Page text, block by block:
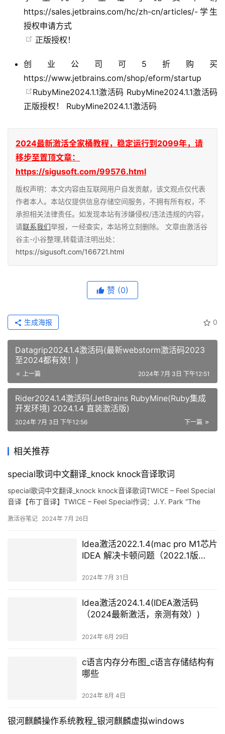
https://sales.jetbrains.com/hc/zh-cn/articles/-学生
授权申请方式
正版授权！
创业公司可5折购买
https://www.jetbrains.com/shop/eform/startup
RubyMine2024.1.1激活码 RubyMine2024.1.1激活码
正版授权！ RubyMine2024.1.1激活码
2024最新激活全家桶教程，稳定运行到2099年，请
移步至置顶文章：
https://sigusoft.com/99576.html
版权声明：本文内容由互联网用户自发贡献，该文观点仅代表
作者本人。本站仅提供信息存储空间服务，不拥有所有权，不
承担相关法律责任。如发现本站有涉嫌侵权/违法违规的内容，
请联系我们举报，一经查实，本站将立刻删除。 文章由激活谷
谷主-小谷整理,转载请注明出处：
https://sigusoft.com/166721.html
赞 (0)
0
生成海报
Datagrip2024.1.4激活码(最新webstorm激活码2023
至2024都有效！)
上一篇 2024年 7月 3日 下午12:51
Rider2024.1.4激活码(JetBrains RubyMine(Ruby集成
开发环境) 2024.1.4 直装激活版)
下一篇
2024年 7月 3日 下午12:56
相关推荐
special歌词中文翻译_knock knock音译歌词
special歌词中文翻译_knock knock音译歌词TWICE – Feel Special
音译【布丁音译】TWICE – Feel Special作词：J.Y. Park “The
激活谷笔记 2024年 7月 26日
Idea激活2022.1.4(mac pro M1芯片
IDEA 解决卡顿问题（2022.1版
2024年 7月 31日
Idea激活2024.1.4(IDEA激活码
（2024最新激活，亲测有效）)
2024年 6月 29日
c语言内存分布图_c语言存储结构有
哪些
2024年 8月 4日
银河麒麟操作系统教程_银河麒麟虚拟windows